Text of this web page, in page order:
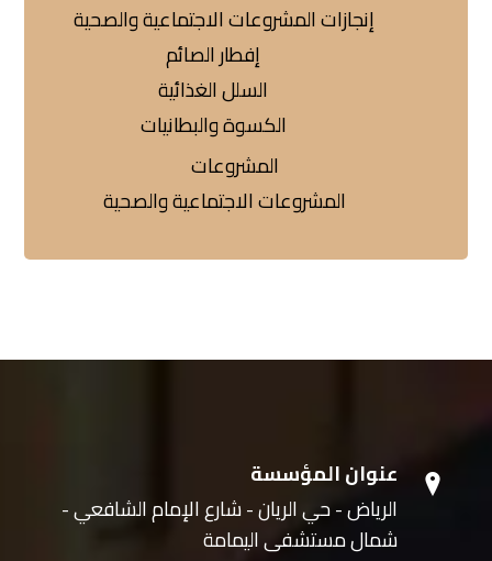
إنجازات المشروعات الاجتماعية والصحية
إفطار الصائم
السلل الغذائية
الكسوة والبطانيات
المشروعات
المشروعات الاجتماعية والصحية
عنوان المؤسسة
الرياض - حي الريان - شارع الإمام الشافعي -
شمال مستشفى اليمامة